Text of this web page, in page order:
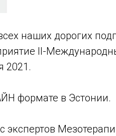
наших дорогих
II-
2021.
формате в Эстонии.